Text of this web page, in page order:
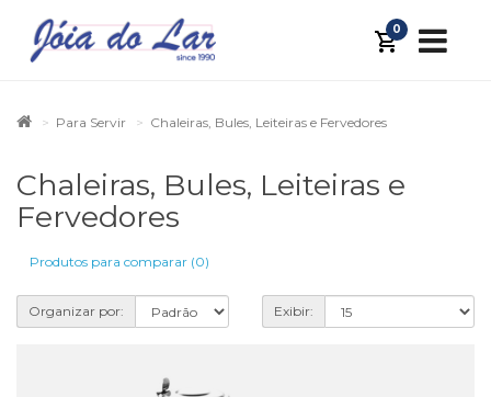
0
Para Servir Chaleiras, Bules, Leiteiras e Fervedores
Chaleiras, Bules, Leiteiras e
Fervedores
Produtos para comparar (0)
Organizar por: Exibir: